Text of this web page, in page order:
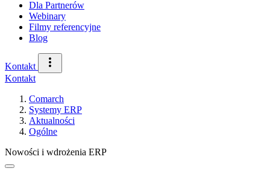
Dla Partnerów
Webinary
Filmy referencyjne
Blog
Kontakt
Kontakt
Comarch
Systemy ERP
Aktualności
Ogólne
Nowości i wdrożenia ERP